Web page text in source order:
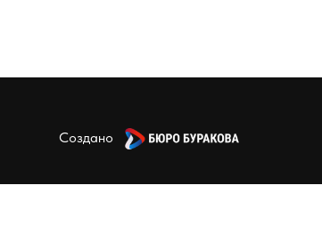
Создано